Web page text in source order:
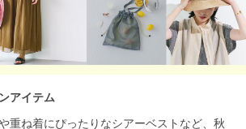
アイテム
重ね着にぴったりなシアーベストなど、秋